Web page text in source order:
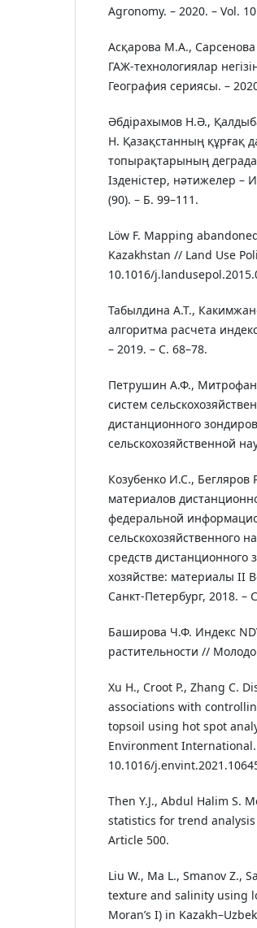
Agronomy. – 2020. – Vol.
Асқарова М.А.,
ГАЖ-технологиялар
География сериясы. –
Әбдірахымов Н.Ә.,
Н. Қазақстанның құрғақ
топырақтарының
Ізденістер, нәтижелер –
(90). – Б. 99–111.
Löw F. Mapping
Kazakhstan // Land Use
10.1016/
Табылдина А.Т.,
алгоритма расчета
– 2019. – С. 68–78.
Петрушин А.Ф.,
систем
дистанционного
сельскохозяйственной
Козубенко И.С.,
материалов
федеральной
сельскохозяйственного
средств дистанционного
хозяйстве: материалы II
Санкт-Петербург, 2018. –
Баширова Ч.Ф. Индекс
растительности //
Xu H., Croot P., Zhang C.
associations with
topsoil using hot spot
Environment International.
10.1016/
Then Y.J., Abdul Halim S.
statistics for trend analysis
Article 500.
Liu W., Ma L., Smanov Z.,
texture and salinity using
Moran’s I) in